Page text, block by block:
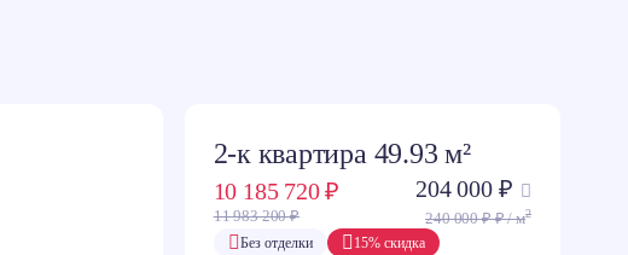
2-к квартира 49.93 м²
10 185 720 ₽
11 983 200 ₽
204 000 ₽
240 000 ₽ ₽ / м2
15% скидка
Без отделки